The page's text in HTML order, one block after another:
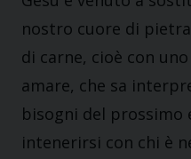
nostro cuore di
di carne, cioè con uno
amare, che sa
bisogni del prossimo
intenerirsi con chi è